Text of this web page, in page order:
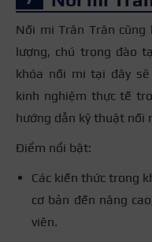
Nối mi Trân Trân
lượng, chú trọng đào
khóa nối mi tại đây
kinh nghiệm thực tế
hướng dẫn kỹ thuật nối
Điểm nổi bật:
Các kiến thức trong
cơ bản đến nâng
viên.